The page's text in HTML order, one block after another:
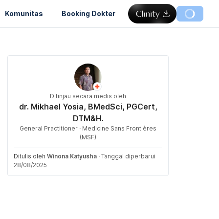
Komunitas Booking Dokter
Ditinjau secara medis oleh
dr. Mikhael Yosia, BMedSci, PGCert,
DTM&H.
General Practitioner · Medicine Sans Frontières
(MSF)
Ditulis oleh Winona Katyusha · Tanggal diperbarui
28/08/2025